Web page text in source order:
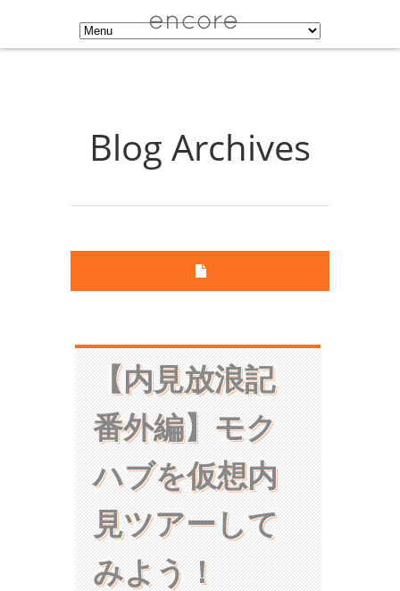
Blog Archives
【内見放浪記
番外編】モク
ハブを仮想内
見ツアーして
みよう！